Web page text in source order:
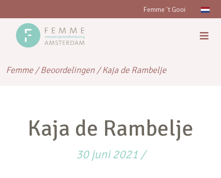
Femme 't Gooi
Femme/Beoordelingen /Kaja de Rambelje
Kaja de Rambelje
30 juni 2021 /